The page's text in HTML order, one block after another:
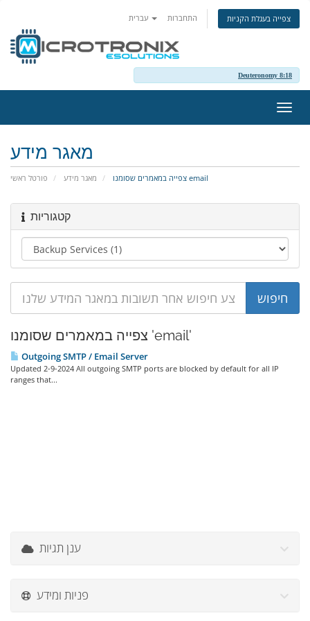
התחברות צפייה בעגלת הקניות
Deuteronomy 8:18
ניווט
מאגר מידע
פורטל ראשי מאגר מידע צפייה במאמרים שסומנו email
קטגוריות
צפייה במאמרים שסומנו 'email'
Outgoing SMTP / Email Server
Updated 2-9-2024 All outgoing SMTP ports are blocked by default for all IP
ranges that...
ענן תגיות
פניות ומידע